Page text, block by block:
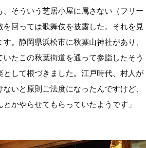
そういう芝居小屋に属さない（フリー
回っては歌舞伎を披露した。それを見
。静岡県浜松市に秋葉山神社があり、
たこの秋葉街道を通って参詣したそう
して根づきました。江戸時代、村人が
いと原則ご法度になったんですけど、
かやらせてもらっていたようです」